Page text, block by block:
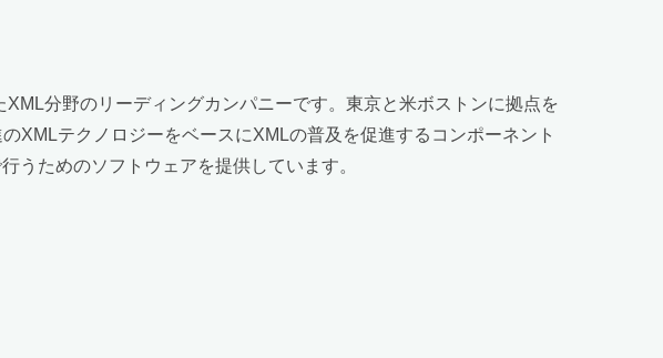
分野のリーディングカンパニーです。東京と米ボストンに拠点を
XMLテクノロジーをベースにXMLの普及を促進するコンポーネント
うためのソフトウェアを提供しています。